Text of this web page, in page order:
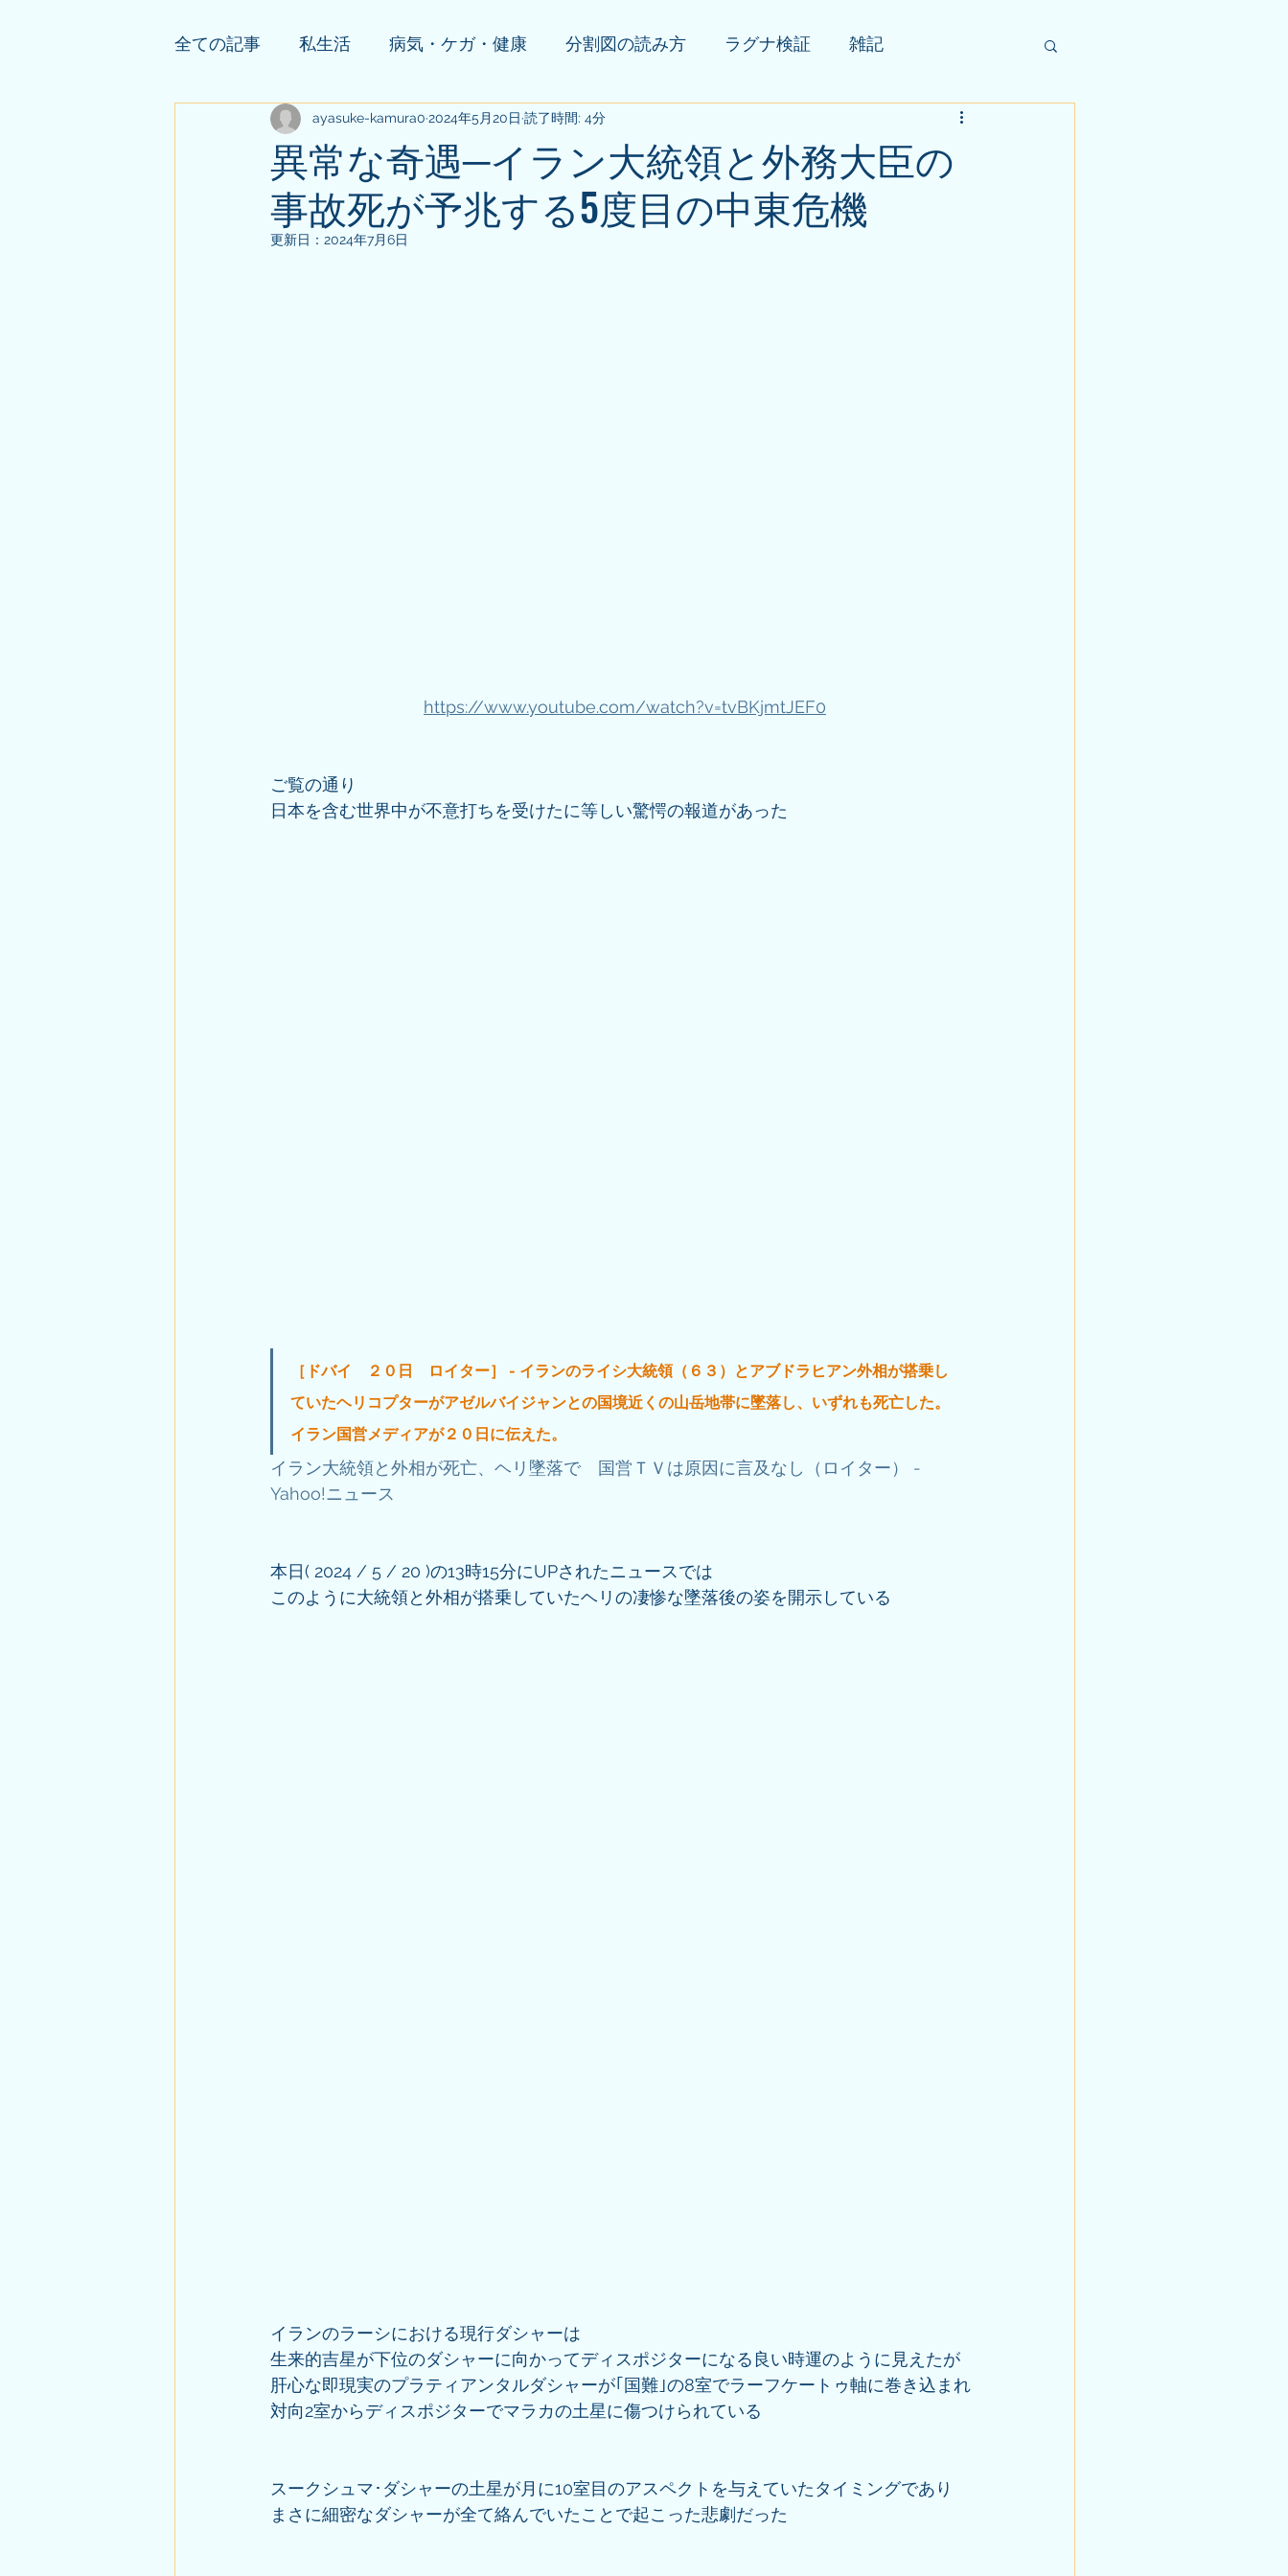
全ての記事 私生活 病気・ケガ・健康 分割図の読み方 ラグナ検証 雑記
依頼者様の公開鑑定 その他(告知等)
異常な奇遇─イラン大統領と外務大臣の
事故死が予兆する5度目の中東危機
ayasuke-kamura0 2024年5月20日 読了時間: 4分
更新日： 2024年7月6日
https://www.youtube.com/watch?v=tvBKjmtJEF0
ご覧の通り
日本を含む世界中が不意打ちを受けたに等しい驚愕の報道があった
［ドバイ　２０日　ロイター］ - イランのライシ大統領（６３）とアブドラヒアン外相が搭乗し
ていたヘリコプターがアゼルバイジャンとの国境近くの山岳地帯に墜落し、いずれも死亡した。
イラン国営メディアが２０日に伝えた。
イラン大統領と外相が死亡、ヘリ墜落で　国営ＴＶは原因に言及なし（ロイター） -
Yahoo!ニュース
本日( 2024 / 5 / 20 )の13時15分にUPされたニュースでは
このように大統領と外相が搭乗していたヘリの凄惨な墜落後の姿を開示している
イランのラーシにおける現行ダシャーは
生来的吉星が下位のダシャーに向かってディスポジターになる良い時運のように見えたが
肝心な即現実のプラティアンタルダシャーが｢国難｣の8室でラーフケートゥ軸に巻き込まれ
対向2室からディスポジターでマラカの土星に傷つけられている
スークシュマ･ダシャーの土星が月に10室目のアスペクトを与えていたタイミングであり
まさに細密なダシャーが全て絡んでいたことで起こった悲劇だった